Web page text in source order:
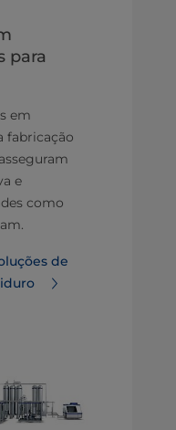
para
em
fabricação
e
como
de